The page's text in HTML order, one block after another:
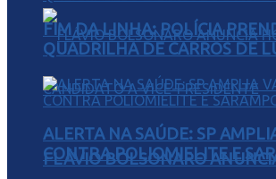
FLÁVIO BOLSONARO
FIM DA LINHA: POLÍCIA
QUADRILHA DE CARROS DE
ALERTA NA SAÚDE: SP
CONTRA POLIOMIELITE E